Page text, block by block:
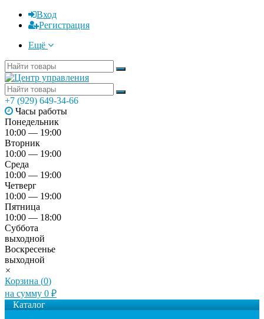
Вход
Регистрация
Ещё
+7 (929) 649-34-66
Часы работы
Понедельник
10:00 — 19:00
Вторник
10:00 — 19:00
Среда
10:00 — 19:00
Четверг
10:00 — 19:00
Пятница
10:00 — 18:00
Суббота
выходной
Воскресенье
выходной
×
Корзина (0)
на сумму 0 ₽
Каталог